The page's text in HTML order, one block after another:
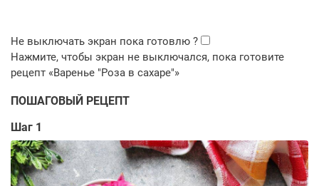
ПОШАГОВЫЙ РЕЦЕПТ
Шаг 1